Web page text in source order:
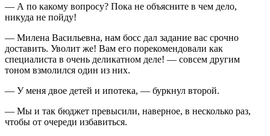
— А по какому вопросу? Пока не объясните в чем дело,
никуда не пойду!
— Милена Васильевна, нам босс дал задание вас срочно
доставить. Уволит же! Вам его порекомендовали как
специалиста в очень деликатном деле! — совсем другим
тоном взмолился один из них.
— У меня двое детей и ипотека, — буркнул второй.
— Мы и так бюджет превысили, наверное, в несколько раз,
чтобы от очереди избавиться.